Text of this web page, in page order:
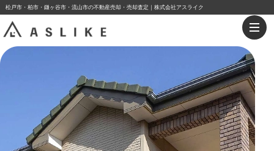
松戸市・柏市・鎌ヶ谷市・流山市の不動産売却・売却査定｜株式会社アスライク